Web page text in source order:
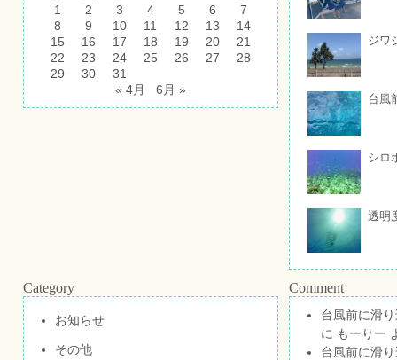
1
2 3 4 5 6
7
8
9 10 11 12 13
14
15
16 17 18 19 20
21
22
23 24 25 26 27
28
29
30
31
« 4月
6月 »
ジワ
台風
シロ
透明
Category
お知らせ
その他
Comment
台風前に滑
に もーりー
台風前に滑